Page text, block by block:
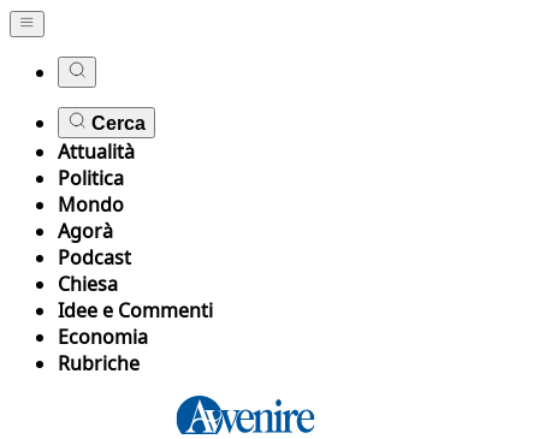
Cerca
Attualità
Politica
Mondo
Agorà
Podcast
Chiesa
Idee e Commenti
Economia
Rubriche